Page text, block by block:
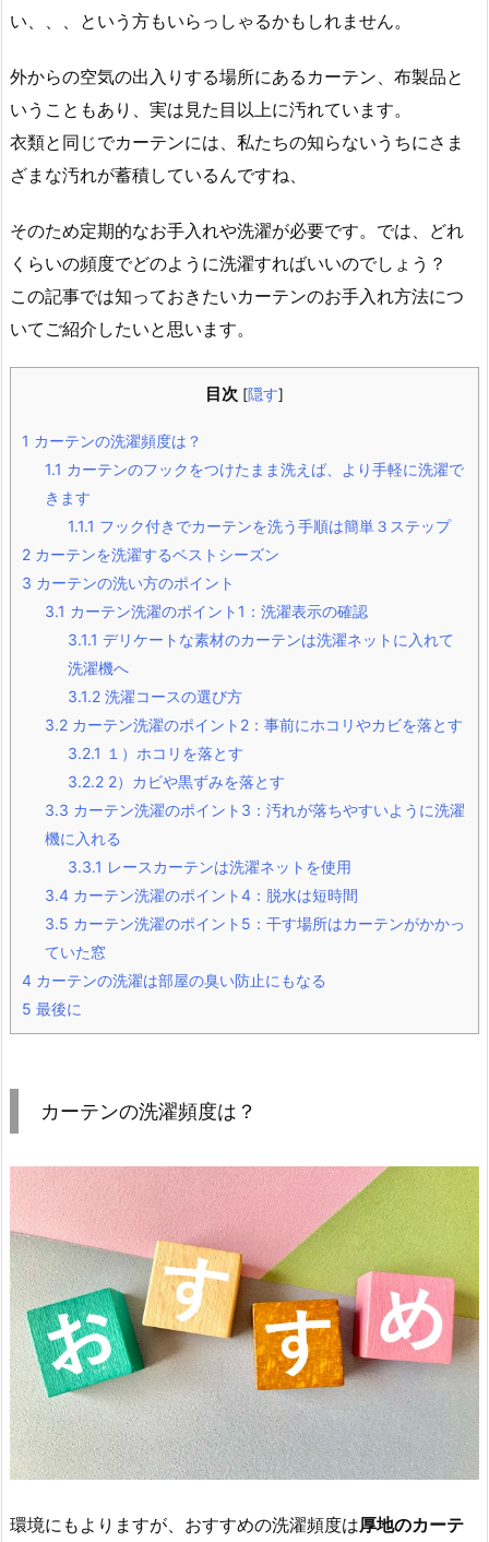
い、、、という方もいらっしゃるかもしれません。
外からの空気の出入りする場所にあるカーテン、布製品と
いうこともあり、実は見た目以上に汚れています。
衣類と同じでカーテンには、私たちの知らないうちにさま
ざまな汚れが蓄積しているんですね、
そのため定期的なお手入れや洗濯が必要です。では、どれ
くらいの頻度でどのように洗濯すればいいのでしょう？
この記事では知っておきたいカーテンのお手入れ方法につ
いてご紹介したいと思います。
目次 [隠す]
1 カーテンの洗濯頻度は？
1.1 カーテンのフックをつけたまま洗えば、より手軽に洗濯で
きます
1.1.1 フック付きでカーテンを洗う手順は簡単３ステップ
2 カーテンを洗濯するベストシーズン
3 カーテンの洗い方のポイント
3.1 カーテン洗濯のポイント1：洗濯表示の確認
3.1.1 デリケートな素材のカーテンは洗濯ネットに入れて
洗濯機へ
3.1.2 洗濯コースの選び方
3.2 カーテン洗濯のポイント2：事前にホコリやカビを落とす
3.2.1 １）ホコリを落とす
3.2.2 2）カビや黒ずみを落とす
3.3 カーテン洗濯のポイント3：汚れが落ちやすいように洗濯
機に入れる
3.3.1 レースカーテンは洗濯ネットを使用
3.4 カーテン洗濯のポイント4：脱水は短時間
3.5 カーテン洗濯のポイント5：干す場所はカーテンがかかっ
ていた窓
4 カーテンの洗濯は部屋の臭い防止にもなる
5 最後に
カーテンの洗濯頻度は？
環境にもよりますが、おすすめの洗濯頻度は厚地のカーテ